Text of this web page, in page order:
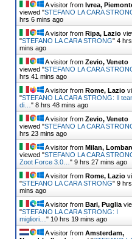
A visitor from Ivrea,
viewed "STEFANO LA CARA
hrs 6 mins ago
A visitor from Ripa, Lazio
"STEFANO LA CARA STRONG" 4
mins ago
A visitor from Zevio, Veneto
viewed "STEFANO LA CARA
hrs 42 mins ago
A visitor from Rome, Lazio
"STEFANO LA CARA STRONG: Il
di… " 8 hrs 48 mins ago
A visitor from Zevio, Veneto
viewed "STEFANO LA CARA
hrs 23 mins ago
A visitor from Milan,
viewed "STEFANO LA CARA
Zoot Force 3.0… " 9 hrs 27 mins ago
A visitor from Rome, Lazio
"STEFANO LA CARA STRONG" 9
mins ago
A visitor from Bari, Puglia
"STEFANO LA CARA STRONG: I
migliori… " 10 hrs 19 mins ago
A visitor from Amsterdam,